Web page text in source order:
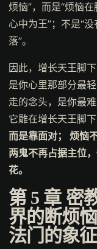
烦恼”，而是“烦恼
心中为王”；不是“
落”。
因此，增长天王脚
是你心里那部分最
走的念头，是你最
它雕在增长天王脚
而是靠面对； 烦恼
两鬼不再占据主位
花。
第 5 章 密
界的断烦
法门的象